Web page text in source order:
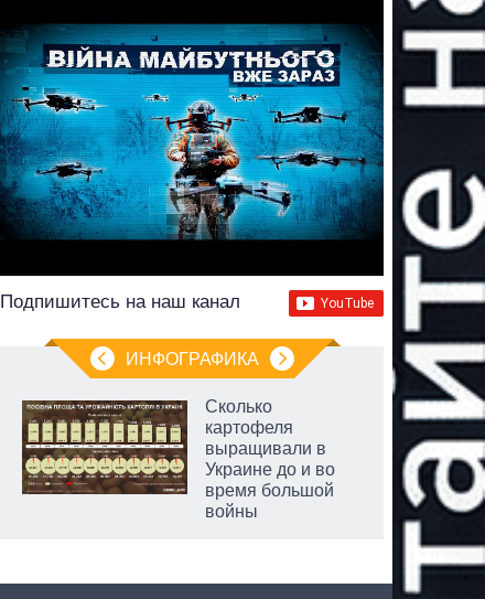
Подпишитесь на наш канал
ИНФОГРАФИКА
Сколько
картофеля
выращивали в
Украине до и во
время большой
войны